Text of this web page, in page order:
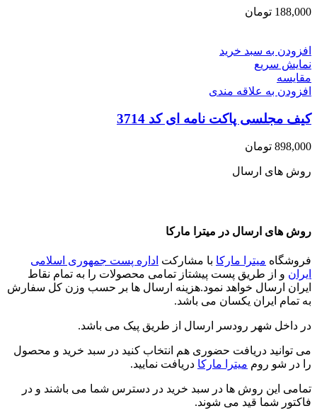
188,000 تومان
افزودن به سبد خرید
نمایش سریع
مقايسه
افزودن به علاقه مندی
کیف مجلسی پاکت نامه ای کد 3714
898,000 تومان
روش های ارسال
روش های ارسال در میترا مارکا
فروشگاه میترا مارکا با مشارکت اداره پست جمهوری اسلامی
ایران و از طریق پست پیشتاز تمامی محصولات را به تمام نقاط
ایران ارسال خواهد نمود.هزینه ارسال ها بر حسب وزن کل سفارش
به تمام ایران یکسان می باشد.
در داخل شهر رودسر ارسال از طریق پیک می باشد.
می توانید دریافت حضوری هم انتخاب کنید در سبد خرید و محصول
را در شو روم میترا مارکا دریافت نمایید.
تمامی این روش ها در سبد خرید در دسترس شما می باشند و در
فاکتور شما قید می شوند.